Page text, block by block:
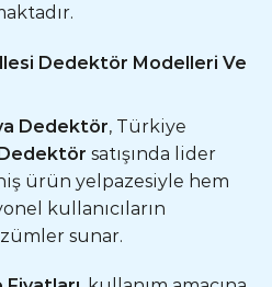
Dedektör Modelleri Ve
Dedektör, Türkiye
satışında lider
ürün yelpazesiyle hem
kullanıcıların
sunar.